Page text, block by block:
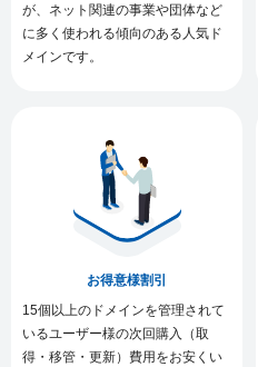
が、ネット関連の事業や団体など
に多く使われる傾向のある人気ド
メインです。
お得意様割引
15個以上のドメインを管理されて
いるユーザー様の次回購入（取
得・移管・更新）費用をお安くい